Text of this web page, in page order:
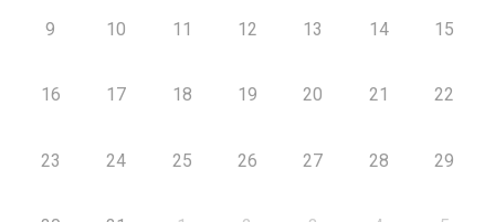
9 10 11 12 13 14 15
16 17 18 19 20 21 22
23 24 25 26 27 28 29